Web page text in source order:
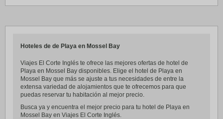
Hoteles de de Playa en Mossel Bay
Viajes El Corte Inglés te ofrece las mejores ofertas de hotel de
Playa en Mossel Bay disponibles. Elige el hotel de Playa en
Mossel Bay que más se ajuste a tus necesidades de entre la
extensa variedad de alojamientos que te ofrecemos para que
puedas reservar tu habitación al mejor precio.
Busca ya y encuentra el mejor precio para tu hotel de Playa en
Mossel Bay en Viajes El Corte Inglés.